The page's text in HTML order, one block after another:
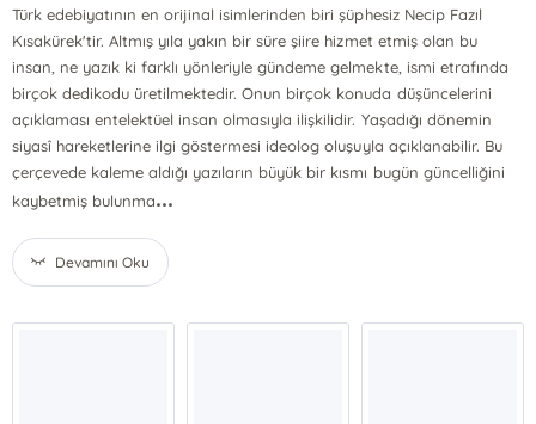
Türk edebiyatının en orijinal isimlerinden biri şüphesiz Necip Fazıl
Kısakürek'tir. Altmış yıla yakın bir süre şiire hizmet etmiş olan bu
insan, ne yazık ki farklı yönleriyle gündeme gelmekte, ismi etrafında
birçok dedikodu üretilmektedir. Onun birçok konuda düşüncelerini
açıklaması entelektüel insan olmasıyla ilişkilidir. Yaşadığı dönemin
siyasî hareketlerine ilgi göstermesi ideolog oluşuyla açıklanabilir. Bu
çerçevede kaleme aldığı yazıların büyük bir kısmı bugün güncelliğini
kaybetmiş bulunma...
Devamını Oku